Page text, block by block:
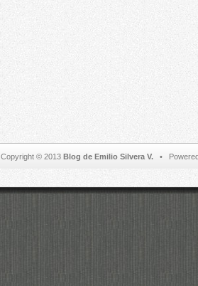
Copyright © 2013 Blog de Emilio Silvera V.•